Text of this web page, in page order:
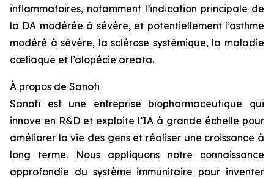
inflammatoires, notamment l’indication principale de
la DA modérée à sévère, et potentiellement l’asthme
modéré à sévère, la sclérose systémique, la maladie
cœliaque et l’alopécie areata.
À propos de Sanofi
Sanofi est une entreprise biopharmaceutique qui
innove en R&D et exploite l’IA à grande échelle pour
améliorer la vie des gens et réaliser une croissance à
long terme. Nous appliquons notre connaissance
approfondie du système immunitaire pour inventer